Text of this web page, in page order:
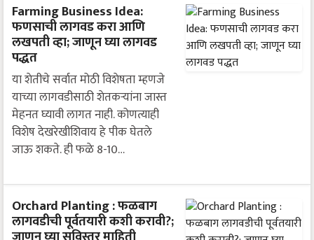
Farming Business Idea:
फणसाची लागवड करा आणि
लखपती व्हा; जाणून घ्या लागवड
पद्धत
या शेतीचे सर्वात मोठी विशेषता म्हणजे
याच्या लागवडीसाठी शेतकऱ्यांना जास्त
मेहनत घ्यावी लागत नाही. कोणत्याही
विशेष देखरेखीशिवाय हे पीक घेतले
जाऊ शकते. ही फळे 8-10…
Orchard Planting : फळबाग
लागवडीची पूर्वतयारी कशी करावी?;